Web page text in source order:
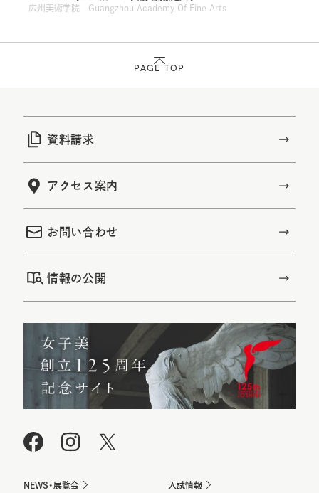
広州美術学院 Guangzhou Academy Of Fine Arts
PAGE TOP
資料請求
アクセス案内
お問い合わせ
情報の公開
NEWS・展覧会 入試情報